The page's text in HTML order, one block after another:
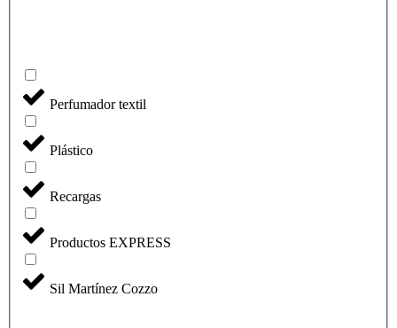
Perfumador textil
Plástico
Recargas
Productos EXPRESS
Sil Martínez Cozzo